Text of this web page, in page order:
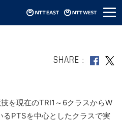
メ
ニ
国内クラス分け実施
SHARE
を現在のTRI1～6クラスからW
PTSを中心としたクラスで実